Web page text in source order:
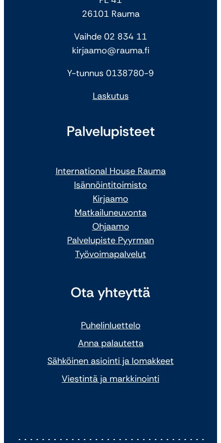
26101 Rauma
Vaihde 02 834 11
kirjaamo@rauma.fi
Y-tunnus 0138780-9
Laskutus
Palvelupisteet
International House Rauma
Isännöintitoimisto
Kirjaamo
Matkailuneuvonta
Ohjaamo
Palvelupiste Pyyrman
Työvoimapalvelut
Ota yhteyttä
Puhelinluettelo
Anna palautetta
Sähköinen asiointi ja lomakkeet
Viestintä ja markkinointi